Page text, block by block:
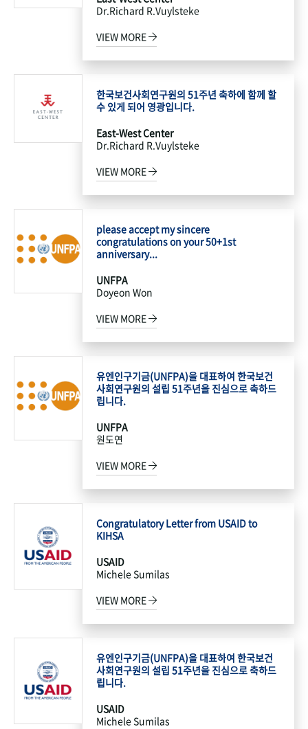
Dr.Richard R.Vuylsteke
VIEW MORE
한국보건사회연구원의 51주년 축하에 함께 할
수 있게 되어 영광입니다.
East-West Center
Dr.Richard R.Vuylsteke
VIEW MORE
please accept my sincere
congratulations on your 50+1st
anniversary...
UNFPA
Doyeon Won
VIEW MORE
유엔인구기금(UNFPA)을 대표하여 한국보건
사회연구원의 설립 51주년을 진심으로 축하드
립니다.
UNFPA
원도연
VIEW MORE
Congratulatory Letter from USAID to
KIHSA
USAID
Michele Sumilas
VIEW MORE
유엔인구기금(UNFPA)을 대표하여 한국보건
사회연구원의 설립 51주년을 진심으로 축하드
립니다.
USAID
Michele Sumilas